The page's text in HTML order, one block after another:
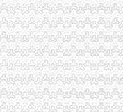
软件教程（多
名,免费ML域
注册即可预约
册送可提现